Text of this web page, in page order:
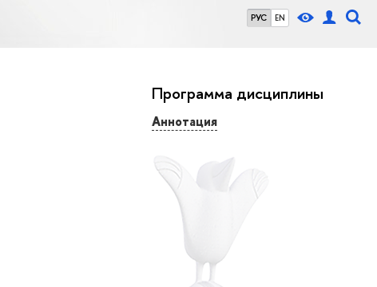
РУС EN
Программа дисциплины
Аннотация